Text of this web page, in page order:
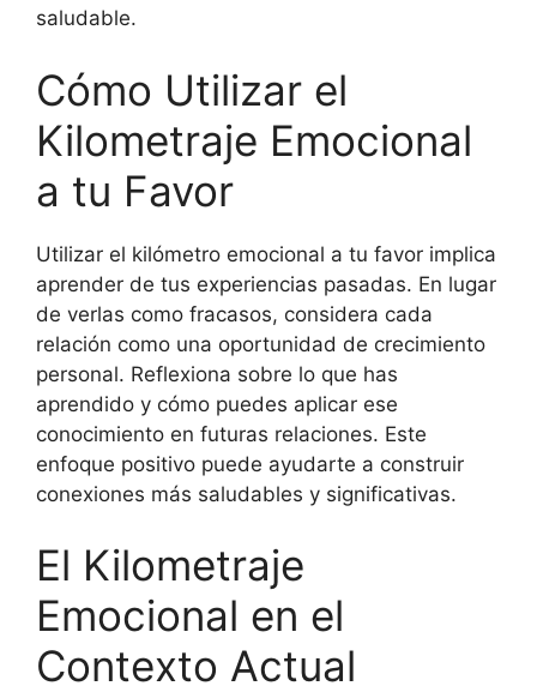
saludable.
Cómo Utilizar el
Kilometraje Emocional
a tu Favor
Utilizar el kilómetro emocional a tu favor implica
aprender de tus experiencias pasadas. En lugar
de verlas como fracasos, considera cada
relación como una oportunidad de crecimiento
personal. Reflexiona sobre lo que has
aprendido y cómo puedes aplicar ese
conocimiento en futuras relaciones. Este
enfoque positivo puede ayudarte a construir
conexiones más saludables y significativas.
El Kilometraje
Emocional en el
Contexto Actual